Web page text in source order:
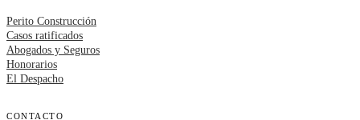
Perito Construcción
Casos ratificados
Abogados y Seguros
Honorarios
El Despacho
CONTACTO